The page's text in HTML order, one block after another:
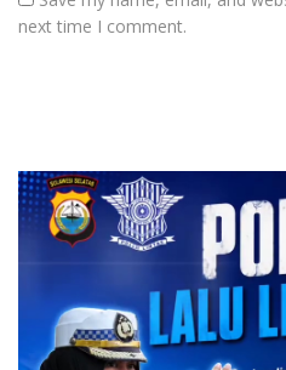
next time I comment.